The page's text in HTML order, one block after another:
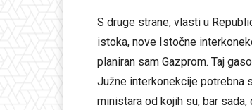
S druge strane, vlasti u
istoka, nove Istočne
planiran sam Gazprom. Taj
Južne interkonekcije potrebna
ministara od kojih su, bar